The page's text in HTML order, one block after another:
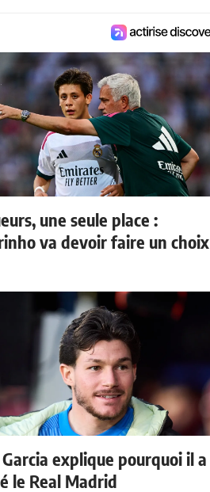
une seule place :
va devoir faire un choix
explique pourquoi il a
le Real Madrid